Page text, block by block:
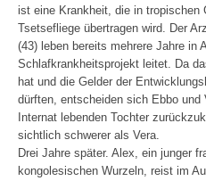
ist eine Krankheit, die in tropischen
Tsetsefliege übertragen wird. Der
(43) leben bereits mehrere Jahre in
Schlafkrankheitsprojekt leitet. Da
hat und die Gelder der
dürften, entscheiden sich Ebbo und
Internat lebenden Tochter
sichtlich schwerer als Vera.
Drei Jahre später. Alex, ein junger
kongolesischen Wurzeln, reist im